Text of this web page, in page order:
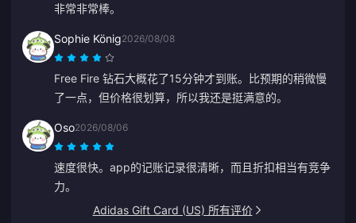
非常非常棒。
Sophie König2026/08/08
Free Fire 钻石大概花了15分钟才到账。比预期的稍微慢
了一点，但价格很划算，所以我还是挺满意的。
Oso2026/08/06
速度很快。app的记账记录很清晰，而且折扣相当有竞争
力。
Adidas Gift Card (US) 所有评价